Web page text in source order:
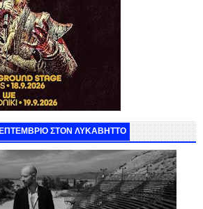
ΣΤΟΝ ΛΥΚΑΒΗΤΤΟ